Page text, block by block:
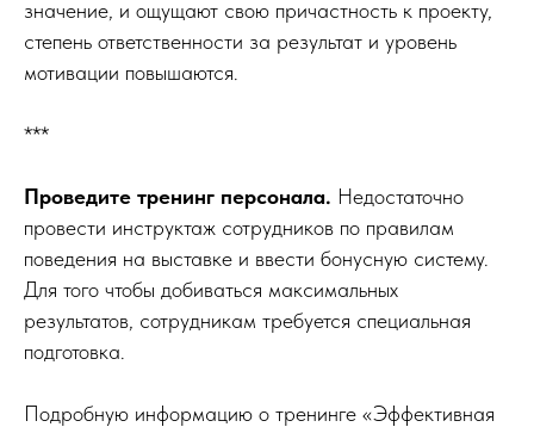
значение, и ощущают свою причастность к проекту,
степень ответственности за результат и уровень
мотивации повышаются.
***
Проведите тренинг персонала. Недостаточно
провести инструктаж сотрудников по правилам
поведения на выставке и ввести бонусную систему.
Для того чтобы добиваться максимальных
результатов, сотрудникам требуется специальная
подготовка.
Подробную информацию о тренинге «Эффективная